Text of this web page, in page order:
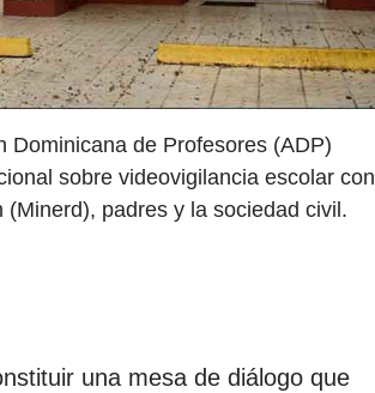
Dominicana de Profesores (ADP)
sobre videovigilancia escolar con
padres y la sociedad civil.
una mesa de diálogo que